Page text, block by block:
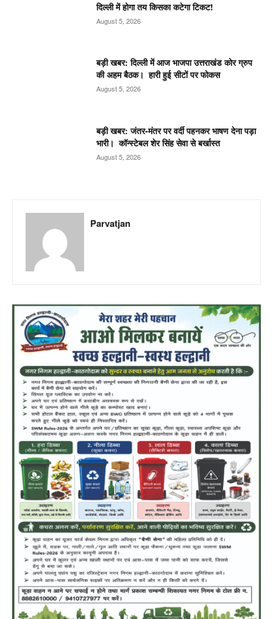
दिल्ली में होगा तय किसका कटेगा टिकट!
August 5, 2026
बड़ी खबर: दिल्ली में आज भाजपा उत्तराखंड कोर ग्रुप
की अहम बैठक। हारी हुई सीटों पर फोकस
August 5, 2026
बड़ी खबर: जंतर-मंतर पर वर्दी पहनकर भाषण देना पड़ा
भारी। कॉन्स्टेबल शेर सिंह सेवा से बर्खास्त
August 5, 2026
Parvatjan